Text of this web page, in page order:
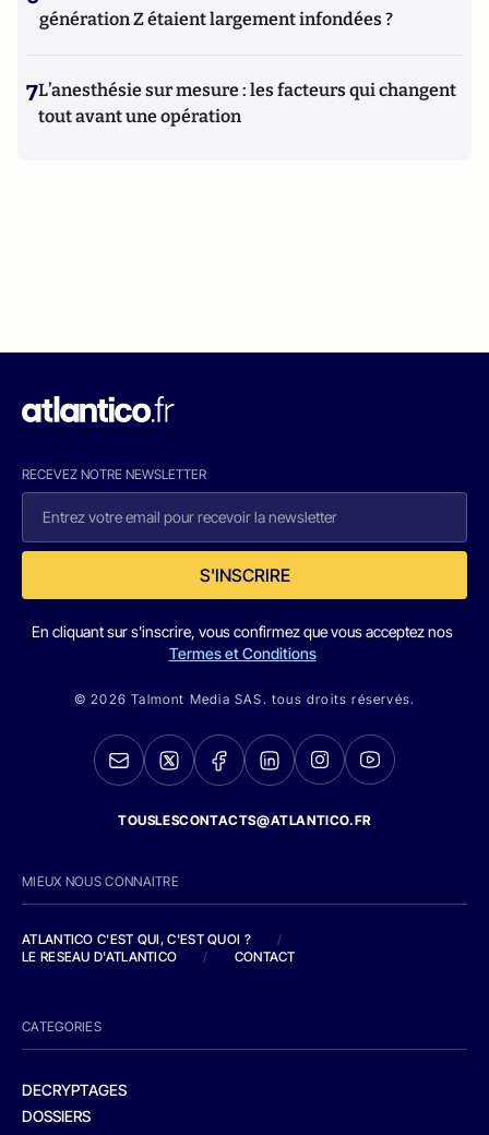
génération Z étaient largement infondées ?
7L’anesthésie sur mesure : les facteurs qui changent
tout avant une opération
RECEVEZ NOTRE NEWSLETTER
S'INSCRIRE
En cliquant sur s'inscrire, vous confirmez que vous acceptez nos
Termes et Conditions
© 2026 Talmont Media SAS. tous droits réservés.
TOUSLESCONTACTS@ATLANTICO.FR
MIEUX NOUS CONNAITRE
ATLANTICO C'EST QUI, C'EST QUOI ?
/
LE RESEAU D'ATLANTICO
/ CONTACT
CATEGORIES
DECRYPTAGES
DOSSIERS